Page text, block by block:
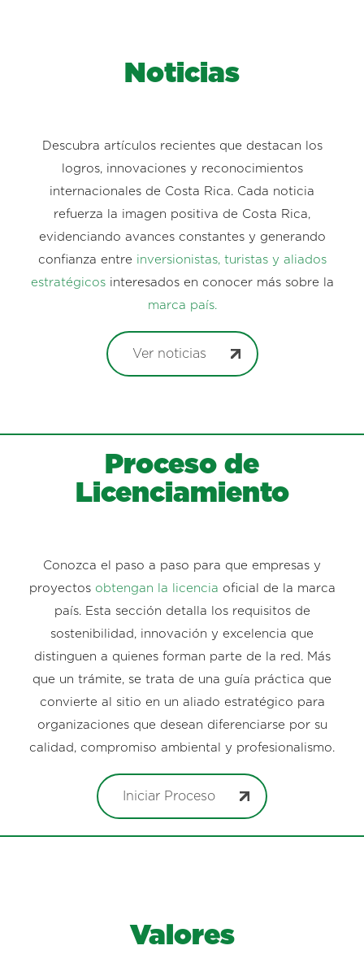
Noticias
Descubra artículos recientes que destacan los
logros, innovaciones y reconocimientos
internacionales de Costa Rica. Cada noticia
refuerza la imagen positiva de Costa Rica,
evidenciando avances constantes y generando
confianza entre inversionistas, turistas y aliados
estratégicos interesados en conocer más sobre la
marca país.
Ver noticias
Proceso de
Licenciamiento
Conozca el paso a paso para que empresas y
proyectos obtengan la licencia oficial de la marca
país. Esta sección detalla los requisitos de
sostenibilidad, innovación y excelencia que
distinguen a quienes forman parte de la red. Más
que un trámite, se trata de una guía práctica que
convierte al sitio en un aliado estratégico para
organizaciones que desean diferenciarse por su
calidad, compromiso ambiental y profesionalismo.
Iniciar Proceso
Valores